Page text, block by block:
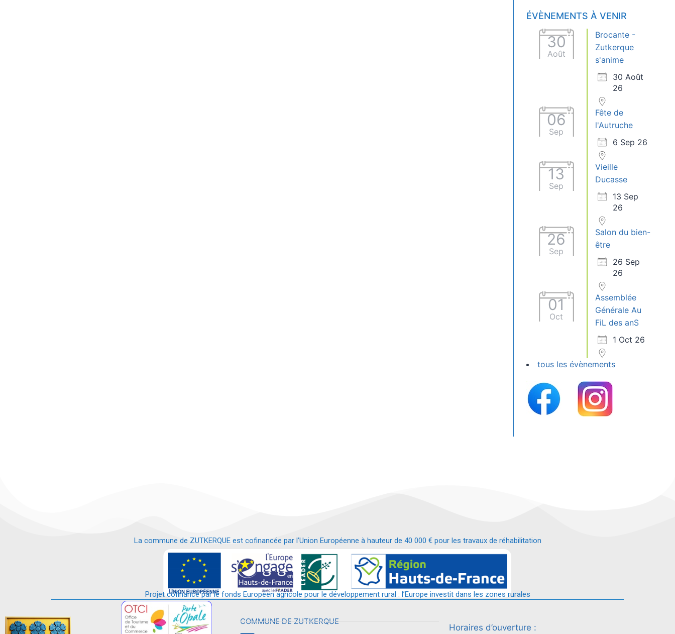
ÉVÈNEMENTS À VENIR
30
Août
Brocante -
Zutkerque
s'anime
30 Août
26
06
Sep
Fête de
l'Autruche
6 Sep 26
13
Sep
Vieille
Ducasse
13 Sep
26
26
Sep
Salon du bien-
être
26 Sep
26
01
Oct
Assemblée
Générale Au
FiL des anS
1 Oct 26
tous les évènements
La commune de ZUTKERQUE est cofinancée par l’Union Européenne à hauteur de 40 000 € pour les travaux de réhabilitation
et requalification d’un bâtiment en services et commerces de proximité.
Projet cofinancé par le fonds Européen agricole pour le développement rural : l’Europe investit dans les zones rurales
COMMUNE DE ZUTKERQUE
Horaires d’ouverture :